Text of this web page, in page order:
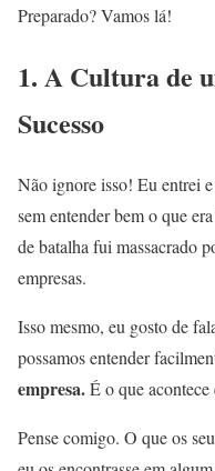
Preparado? Vamos lá!
1. A Cultura de
Sucesso
Não ignore isso! Eu entrei
sem entender bem o que
de batalha fui massacrado
empresas.
Isso mesmo, eu gosto de
possamos entender
empresa.É o que acontece
Pense comigo. O que os